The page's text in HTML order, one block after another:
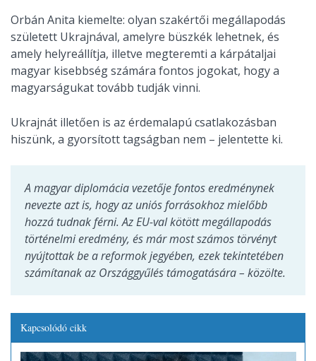
Orbán Anita kiemelte: olyan szakértői megállapodás
született Ukrajnával, amelyre büszkék lehetnek, és
amely helyreállítja, illetve megteremti a kárpátaljai
magyar kisebbség számára fontos jogokat, hogy a
magyarságukat tovább tudják vinni.
Ukrajnát illetően is az érdemalapú csatlakozásban
hiszünk, a gyorsított tagságban nem – jelentette ki.
A magyar diplomácia vezetője fontos eredménynek
nevezte azt is, hogy az uniós forrásokhoz mielőbb
hozzá tudnak férni. Az EU-val kötött megállapodás
történelmi eredmény, és már most számos törvényt
nyújtottak be a reformok jegyében, ezek tekintetében
számítanak az Országgyűlés támogatására – közölte.
Kapcsolódó cikk